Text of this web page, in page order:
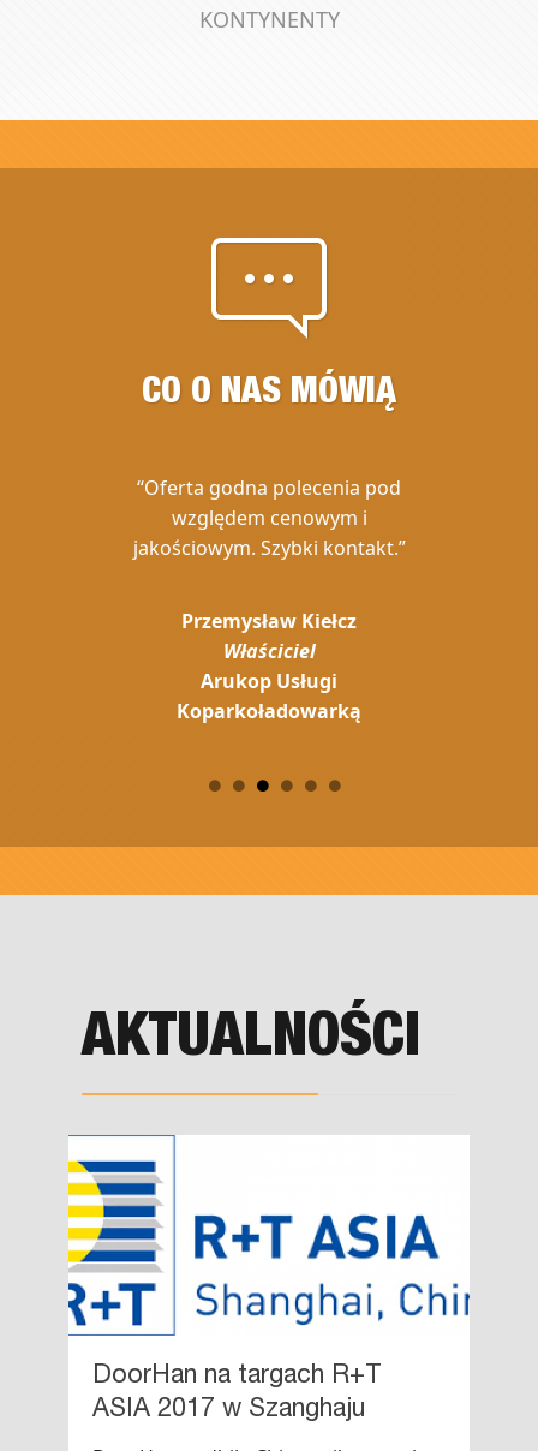
KONTYNENTY
CO O NAS MÓWIĄ
“Oferta godna polecenia pod
względem cenowym i
jakościowym. Szybki kontakt.”
Przemysław Kiełcz
Właściciel
Arukop Usługi
Koparkoładowarką
AKTUALNOŚCI
DoorHan na targach R+T
ASIA 2017 w Szanghaju